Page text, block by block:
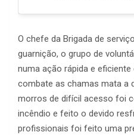
O chefe da Brigada de
guarnição, o grupo de
numa ação rápida e
combate as chamas mata a
morros de difícil acesso foi
incêndio e feito o devido
profissionais foi feito uma